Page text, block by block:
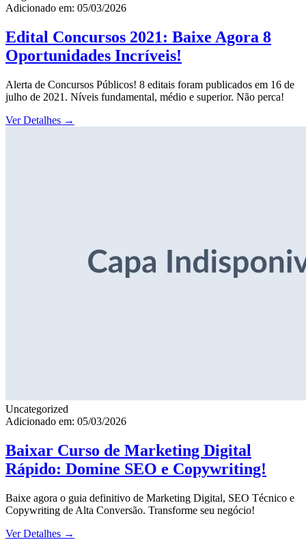
Adicionado em: 05/03/2026
Edital Concursos 2021: Baixe Agora 8
Oportunidades Incríveis!
Alerta de Concursos Públicos! 8 editais foram publicados em 16 de
julho de 2021. Níveis fundamental, médio e superior. Não perca!
Ver Detalhes →
Uncategorized
Adicionado em: 05/03/2026
Baixar Curso de Marketing Digital
Rápido: Domine SEO e Copywriting!
Baixe agora o guia definitivo de Marketing Digital, SEO Técnico e
Copywriting de Alta Conversão. Transforme seu negócio!
Ver Detalhes →